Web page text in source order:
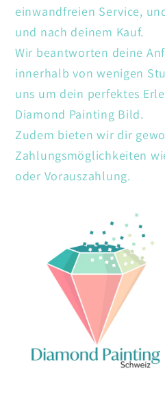
einwandfreien Service,
und nach deinem Kauf.
Wir beantworten deine
innerhalb von wenigen
uns um dein perfektes
Diamond Painting Bild.
Zudem bieten wir dir
Zahlungsmöglichkeiten
oder Vorauszahlung.